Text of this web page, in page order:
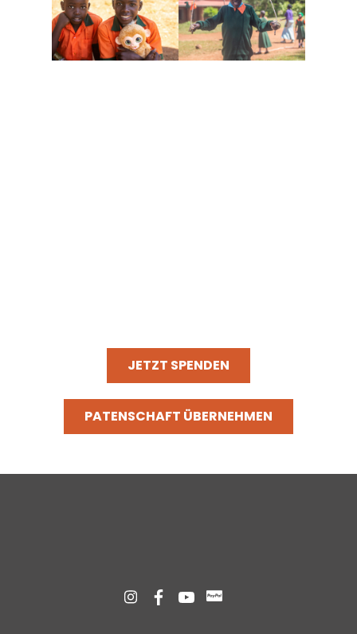
JETZT SPENDEN
PATENSCHAFT ÜBERNEHMEN